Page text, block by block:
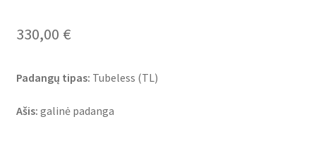
330,00 €
Padangų tipas: Tubeless (TL)
Ašis: galinė padanga